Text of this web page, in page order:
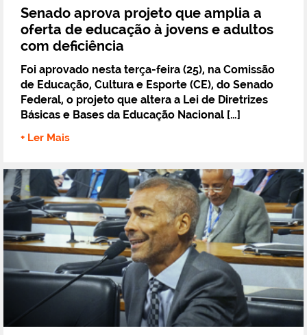
Senado aprova projeto que amplia a
oferta de educação à jovens e adultos
com deficiência
Foi aprovado nesta terça-feira (25), na Comissão
de Educação, Cultura e Esporte (CE), do Senado
Federal, o projeto que altera a Lei de Diretrizes
Básicas e Bases da Educação Nacional […]
+ Ler Mais